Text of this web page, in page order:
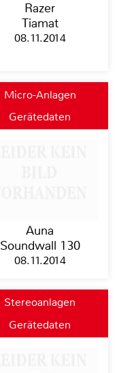
Razer
Tiamat
08.11.2014
Micro-Anlagen
Gerätedaten
Auna
Soundwall 130
08.11.2014
Stereoanlagen
Gerätedaten